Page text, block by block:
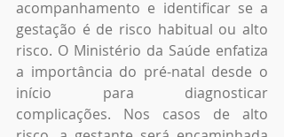
acompanhamento e identificar se a
gestação é de risco habitual ou alto
risco. O Ministério da Saúde enfatiza
a importância do pré-natal desde o
início para diagnosticar
complicações. Nos casos de alto